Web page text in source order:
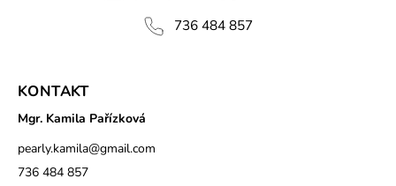
736 484 857
KONTAKT
Mgr. Kamila Pařízková
pearly.kamila@gmail.com
736 484 857